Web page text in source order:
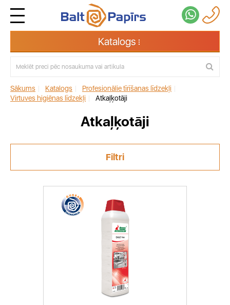
Katalogs
Sākums Katalogs Profesionālie tīrīšanas līdzekļi
Virtuves higiēnas līdzekļi
Atkaļķotāji
Atkaļķotāji
Filtri